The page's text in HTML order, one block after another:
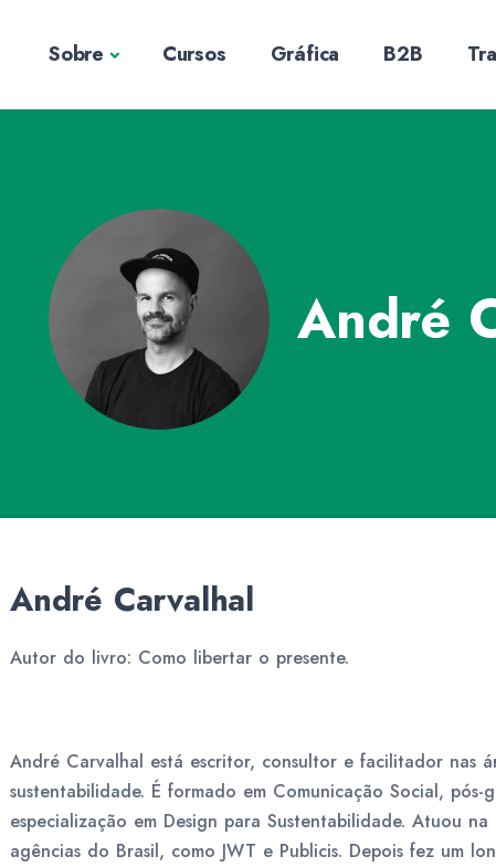
Sobre Cursos Gráfica B2B
André
André Carvalhal
Autor do livro: Como libertar o presente.
André Carvalhal está escritor, consultor e facilitador nas
sustentabilidade. É formado em Comunicação Social,
especialização em Design para Sustentabilidade. Atuou
agências do Brasil, como JWT e Publicis. Depois fez um